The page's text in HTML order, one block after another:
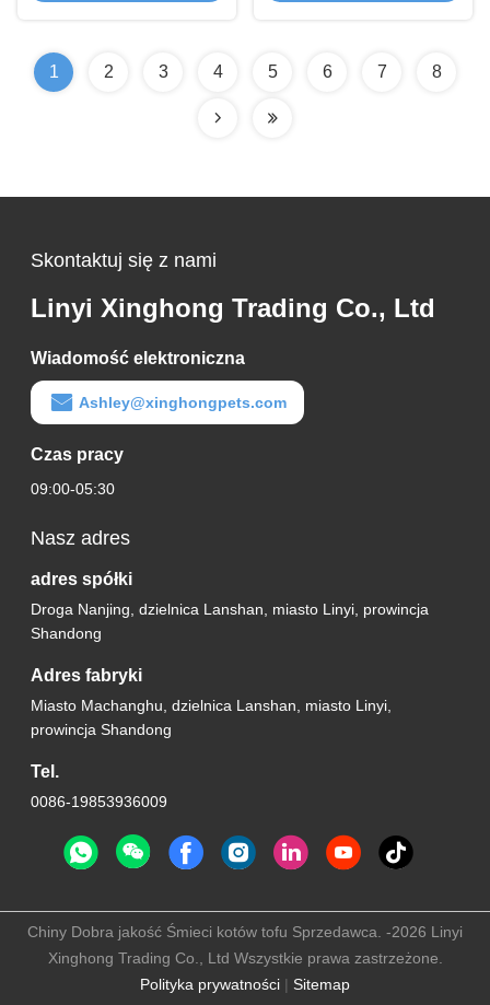
tofu, żwirek dla kota
1 2 3 4 5 6 7 8
Skontaktuj się z nami
Linyi Xinghong Trading Co., Ltd
Wiadomość elektroniczna
Ashley@xinghongpets.com
Czas pracy
09:00-05:30
Nasz adres
adres spółki
Droga Nanjing, dzielnica Lanshan, miasto Linyi, prowincja
Shandong
Adres fabryki
Miasto Machanghu, dzielnica Lanshan, miasto Linyi,
prowincja Shandong
Tel.
0086-19853936009
Polityka prywatności | Sitemap
Chiny Dobra jakość Śmieci kotów tofu Sprzedawca. -2026 Linyi
Xinghong Trading Co., Ltd Wszystkie prawa zastrzeżone.